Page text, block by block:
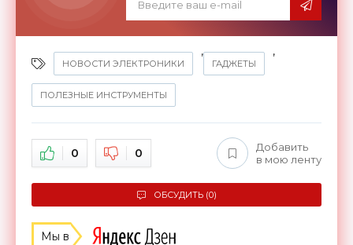
НОВОСТИ ЭЛЕКТРОНИКИ
,
ГАДЖЕТЫ
,
ПОЛЕЗНЫЕ ИНСТРУМЕНТЫ
0 0
Добавить
в мою ленту
ОБСУДИТЬ (0)
Мы в